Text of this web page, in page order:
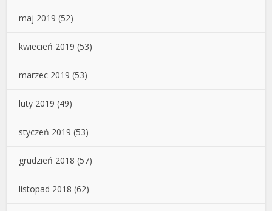
maj 2019 (52)
kwiecień 2019 (53)
marzec 2019 (53)
luty 2019 (49)
styczeń 2019 (53)
grudzień 2018 (57)
listopad 2018 (62)